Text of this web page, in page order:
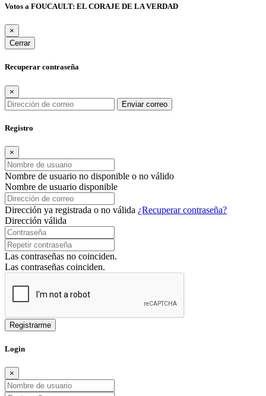
Votos a FOUCAULT: EL CORAJE DE LA VERDAD
×
Cerrar
Recuperar contraseña
×
Enviar correo
Registro
×
Nombre de usuario no disponible o no válido
Nombre de usuario disponible
Dirección ya registrada o no válida ¿Recuperar contraseña?
Dirección válida
Las contraseñas no coinciden.
Las contraseñas coinciden.
Login
×